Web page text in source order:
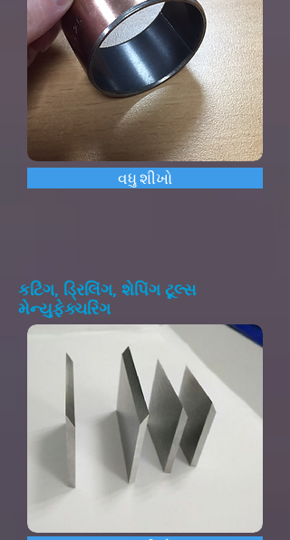
વધુ શીખો
કટિંગ, ડ્રિલિંગ, શેપિંગ ટૂલ્સ
મેન્યુફેક્ચરિંગ